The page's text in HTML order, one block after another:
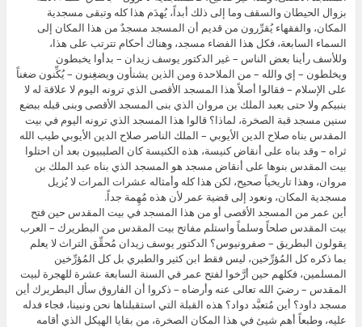
بزوال الحيطان والسقف وما إلى ذلك أبداً، يُهدَم هذا كله وتبقى مسجدية
المكان، والفقهاء يُقرِّرون من قديم أن المسجد مسجدٌ من هذا المكان إلى
السماء السابعة، فكل هذا الفضاء مسجد، وهناك أحكام تترتب على هذا،
وللأسف رأينا بعض الناس – غير الدكتور يوسف زيدان – بدأوا يخبطون
ويخلطون – إي والله – من الملاحدة ومن الذين يشنأون ويضغِنون – يُكِّنون ضغناً
على الإسلام – فقالوا أصلاً هذا المسجد الأقصى الذي ترونه اليوم لا علاقة له لا
بنبيكم ولا حتى بعبد الملك بن مروان الذي بنى المسجد الأقصى وبنى قبله ببضع
سنين مسجد قبة الصخرة، لماذا؟ قالوا هذا المسجد الذي ترونه اليوم في بيت
المقدس بناه صلاح الدين الأيوبي – الملك الناصر صلاح الدين الأيوبي طيب الله
ثراه – وقد بناه على أنقاض كنيسة، هذه الكنيسة كان الصليبيون بعد أن احتلوا
بيت المقدس بنوها على أنقاض مسجد هو المسجد الذي بناه عبد الملك بن
مروان، وهذا تاريخياً صحيح، لكن هذا كله وأمثاله عشرات المرات لا يُزيل
مسجدية المكان، ونعود إلى قضية عمر لأن هذه مُهِمة جداً.
أين عمر من المسجد الأقصى أو من هذا المسجد في بيت المقدس حين فتح
بيت المقدس صلحاً وسلماً واستلم مفاتح بيت المقدس من البطريرك – العرب
يقولون البطريق – صفرونيوس؟ الدكتور يوسف زيدان مُحقِّق التراث لا يعلم
بما ذكره كل المُؤرِّخين، ليس فقط ابن كثير والطبري بل كل المُؤرِّخين
المسلمين، فكلهم حين أرَّخوا لفتح عمر في السنة السابعة عشرة للهجرة لبيت
المقدس – رضيَ الله تعالى عنه وأرضاه – ذكروا أن الفاروق سأل البطريرك أين
مسجد داود؟ أين مُتعبَّد دواد؟ هذه القبلة التي استقبلناها نحن ونبينا، فجاء فدله
عليه، وطبعاً أهم شيئ في هذا المكان الصخرة، من بقايا الهيكل الذي أقامه